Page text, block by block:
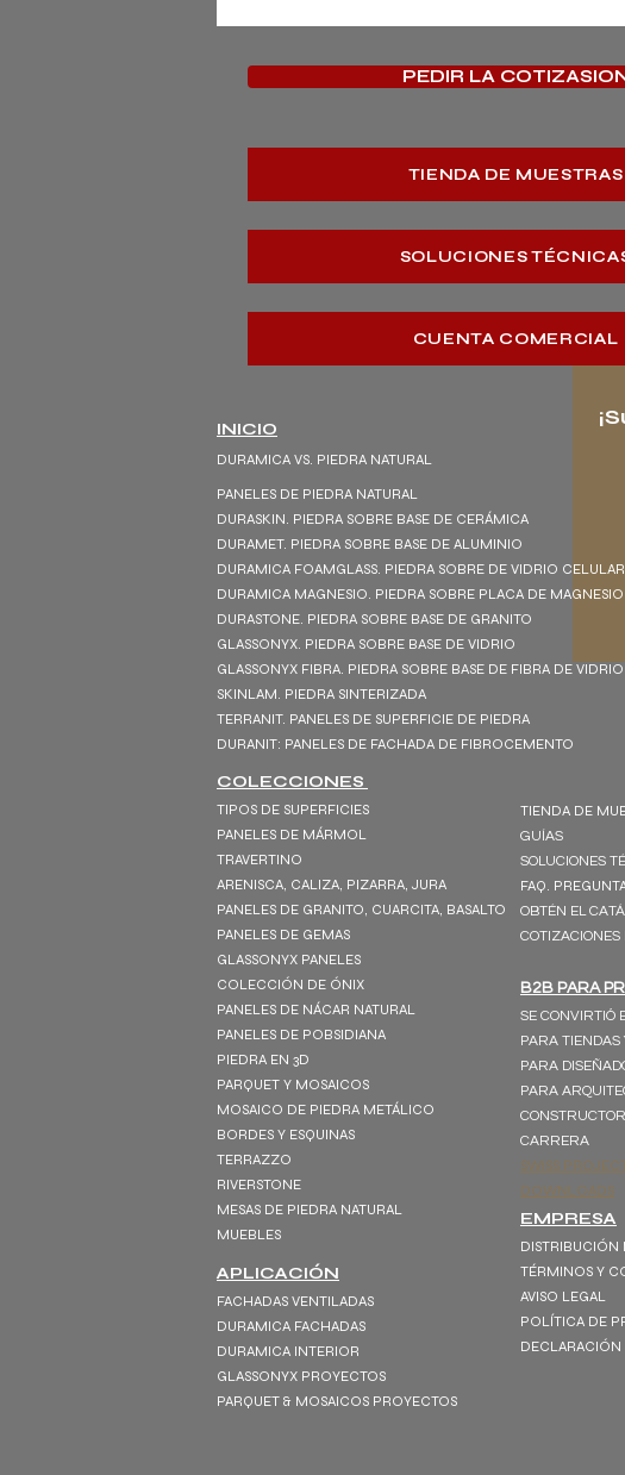
PEDIR LA
TIENDA DE MUESTRAS
SOLUCIONES
CUENTA COMERCIAL
INICIO
DURAMICA VS. PIEDRA NATURAL
PANELES DE PIEDRA NATURAL
DURASKIN. PIEDRA SOBRE BASE DE CERÁMICA
DURAMET. PIEDRA SOBRE BASE DE ALUMINIO
DURAMICA FOAMGLASS. PIEDRA SOBRE DE VIDRIO CELULAR
DURAMICA MAGNESIO. PIEDRA SOBRE PLACA DE MAGNESIO
DURASTONE. PIEDRA SOBRE BASE DE GRANITO
GLASSONYX. PIEDRA SOBRE BASE DE VIDRIO
GLASSONYX FIBRA. PIEDRA SOBRE BASE DE FIBRA DE VIDRIO
SKINLAM. PIEDRA SINTERIZADA
TERRANIT. PANELES DE SUPERFICIE DE PIEDRA
DURANIT: PANELES DE FACHADA DE FIBROCEMENTO
COLECCIONES
TIPOS DE SUPERFICIES
PANELES DE MÁRMOL
TRAVERTINO
ARENISCA, CALIZA, PIZARRA, JURA
PANELES DE GRANITO, CUARCITA, BASALTO
PANELES DE GEMAS
GLASSONYX PANELES
COLECCIÓN DE ÓNIX
PANELES DE NÁCAR NATURAL
PANELES DE POBSIDIANA
PIEDRA EN 3D
PARQUET Y MOSAICOS
MOSAICO DE PIEDRA METÁLICO
BORDES Y ESQUINAS
TERRAZZO
RIVERSTONE
MESAS DE PIEDRA NATURAL
MUEBLES
APLICACIÓN
FACHADAS VENTILADAS
DURAMICA FACHADAS
DURAMICA INTERIOR
GLASSONYX PROYECTOS
PARQUET & MOSAICOS PROYECTOS
TIENDA DE
GUÍAS
SOLUCIONES
FAQ.
OBTÉN EL
COTIZACIONES
B2B PARA
SE CONVIRTIÓ
PARA TIENDAS
PARA
PARA
CARRERA
SWISS
DOWNLOADS
EMPRESA
DISTRIBUCIÓN
TÉRMINOS Y
AVISO LEGAL
POLÍTICA DE
DECLARACIÓN